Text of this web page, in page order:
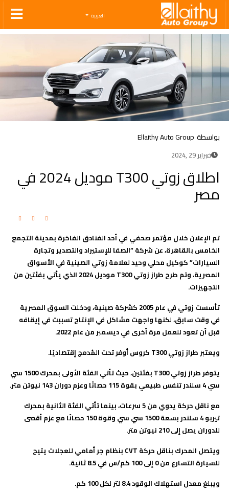
Ellaithy Auto Group
العربية
بواسطة Ellaithy Auto Group
فبراير 29 ,2024
اطلاق زوتي T300 موديل 2024 في
مصر
تم الإعلان خلال مؤتمر صحفي في أحد الفنادق الفاخرة بمدينة التجمع
الخامس بالقاهرة، عن شركة “الصفا للإستيراد والتصدير وتجارة
السيارات” كوكيل محلي وحيد لعلامة زوتي الصينية في الأسواق
المصرية، وتم طرح طراز زوتيT300
موديل 2024 الذي يأتي بفئتين من
التجهيزات.
تأسست زوتي في عام 2005 كشركة صينية، ودخلت السوق المصرية
في وقت سابق، لكنها واجهت مشاكل في الإنتاج تسببت في إيقافه
قبل أن تعود للعمل مرة أخرى في ديسمبر من عام 2022.
ويعتبر طراز زوتيT300 كروس أوفر تحت المُدمج إقتصاديًا.
يتوفر طراز زوتيT300
بفئتين، حيث تأتي الفئة الأولى بمحرك 1500 سي
سي 4 سلندر تنفس طبيعي بقوة 115 حصانًا وعزم دوران 143 نيوتن متر.
مع ناقل حركة يدوي من 5 سرعات، بينما تأتي الفئة الثانية بمحرك
تيربو 4 سلندر بسعة 1500 سي سي وقوة 150 حصانًا مع عزم أقصى
للدوران يصل إلى 210 نيوتن متر.
ويتصل المحرك بناقل حركة
بنظام جر أمامي للعجلات يتيح
للسيارة التسارع من 0 إلى 100 كم/س في 8.5 ثانية.
ويبلغ معدل استهلاك الوقود 8.4 لتر لكل 100 كم
.